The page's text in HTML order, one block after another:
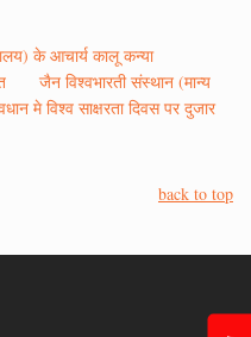
के आचार्य कालू कन्या
जैन विश्वभारती संस्थान (मान्य
मे विश्व साक्षरता दिवस पर दुजार
back to top